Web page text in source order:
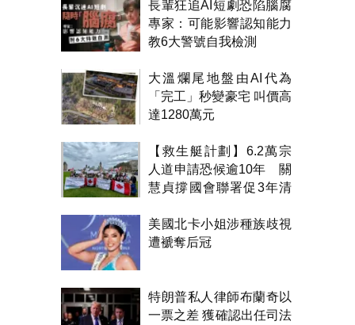
長輩狂追AI短劇恐陷腦腐
專家：可能影響認知能力
教6大警號自我檢測
大溫爛尾地盤由AI代為
「完工」秒變豪宅 叫價高
達1280萬元
【救生艇計劃】6.2萬宗
人道申請恐候逾10年 關
慧貞撐國會聯署促3年清
美國北卡小姐涉種族歧視
遭褫奪后冠
特朗普私人律師布蘭奇以
一票之差 獲確認出任司法